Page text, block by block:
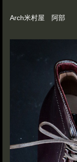
Arch米村屋 阿部